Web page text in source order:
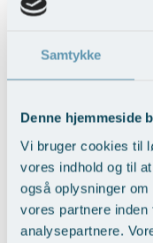
Samtykke
Denne hjemmeside
Vi bruger cookies til
vores indhold og til
også oplysninger
vores partnere
analysepartnere.